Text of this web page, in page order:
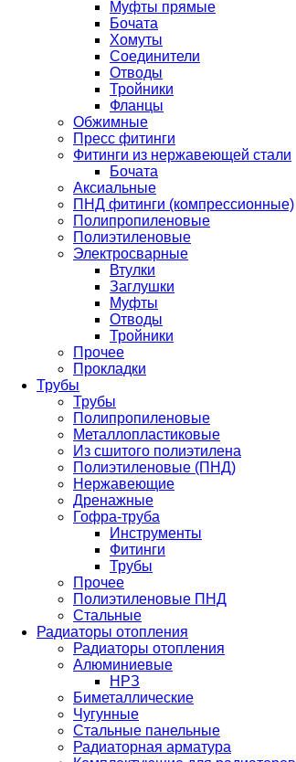
Муфты прямые
Бочата
Хомуты
Соединители
Отводы
Тройники
Фланцы
Обжимные
Пресс фитинги
Фитинги из нержавеющей стали
Бочата
Аксиальные
ПНД фитинги (компрессионные)
Полипропиленовые
Полиэтиленовые
Электросварные
Втулки
Заглушки
Муфты
Отводы
Тройники
Прочее
Прокладки
Трубы
Трубы
Полипропиленовые
Металлопластиковые
Из сшитого полиэтилена
Полиэтиленовые (ПНД)
Нержавеющие
Дренажные
Гофра-труба
Инструменты
Фитинги
Трубы
Прочее
Полиэтиленовые ПНД
Стальные
Радиаторы отопления
Радиаторы отопления
Алюминиевые
НРЗ
Биметаллические
Чугунные
Стальные панельные
Радиаторная арматура